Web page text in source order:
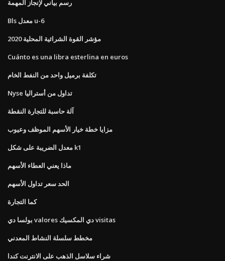
رسم بياني لإنجاز المهمة
Bls معدل u-6
مؤشر القوة الشرائية المحلية 2020
Cuánto es una libra esterlina en euros
تكلفة برميل واحد من النفط الخام
Nyse تداول من أستراليا
آلة حاسبة للتجارة النقطة
مزايا خطة خيار الأسهم الموظف وعيوب
معدل الضريبة على شكل k1
ماذا يعني العطاء الأسهم
الحد سعر تداول الأسهم
كما التجارة
بولسا دي valores دي المكسيك visitas
مخطط سلسلة النشاط المعدني
شراء سلاسل الذهب على الانترنت كندا